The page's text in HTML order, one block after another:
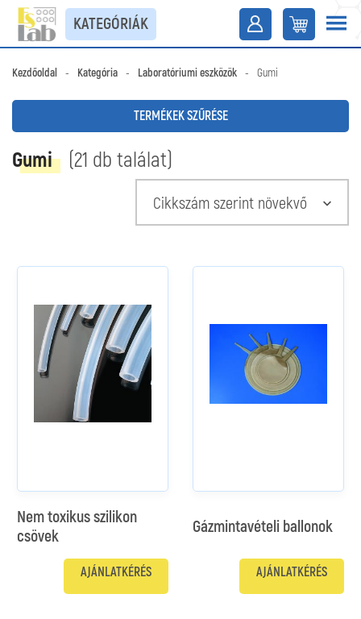
KATEGÓRIÁK
Kezdőoldal - Kategória - Laboratóriumi eszközök - Gumi
TERMÉKEK SZŰRÉSE
Gumi (21 db találat)
Cikkszám szerint növekvő
Nem toxikus szilikon
csövek
AJÁNLATKÉRÉS
Gázmintavételi ballonok
AJÁNLATKÉRÉS